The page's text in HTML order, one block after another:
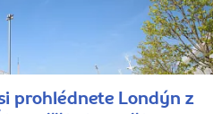
prohlédnete Londýn z